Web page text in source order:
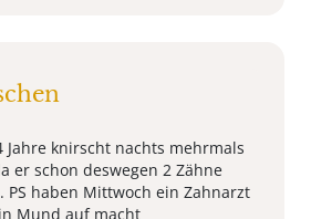
Jahre knirscht nachts mehrmals
er schon deswegen 2 Zähne
PS haben Mittwoch ein Zahnarzt
Mund auf macht